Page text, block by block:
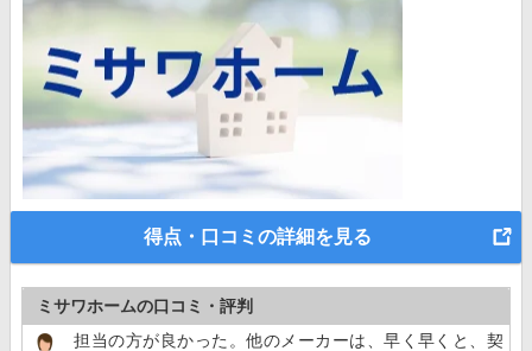
得点・口コミの詳細を見る
ミサワホームの口コミ・評判
担当の方が良かった。他のメーカーは、早く早くと、契